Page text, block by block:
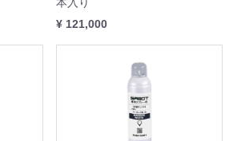
本入り
¥ 121,000